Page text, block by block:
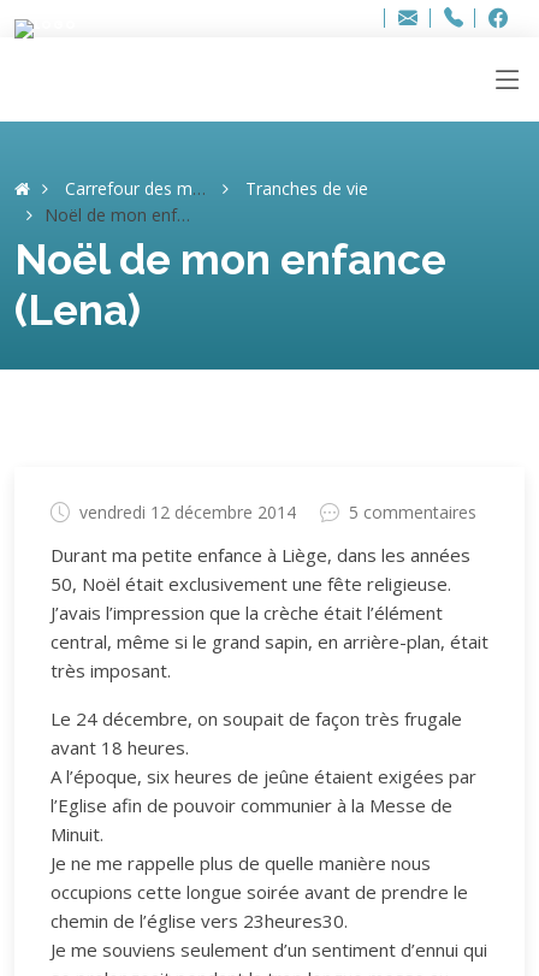
Adresse
info..hâthe..
Tel.
Tel.
Carrefour des mémoires
Tranches de vie
Noël de mon enfance (Lena)
Noël de mon enfance
(Lena)
vendredi 12 décembre 2014 5 commentaires
Durant ma petite enfance à Liège, dans les années
50, Noël était exclusivement une fête religieuse.
J’avais l’impression que la crèche était l’élément
central, même si le grand sapin, en arrière-plan, était
très imposant.
Le 24 décembre, on soupait de façon très frugale
avant 18 heures.
A l’époque, six heures de jeûne étaient exigées par
l’Eglise afin de pouvoir communier à la Messe de
Minuit.
Je ne me rappelle plus de quelle manière nous
occupions cette longue soirée avant de prendre le
chemin de l’église vers 23heures30.
Je me souviens seulement d’un sentiment d’ennui qui